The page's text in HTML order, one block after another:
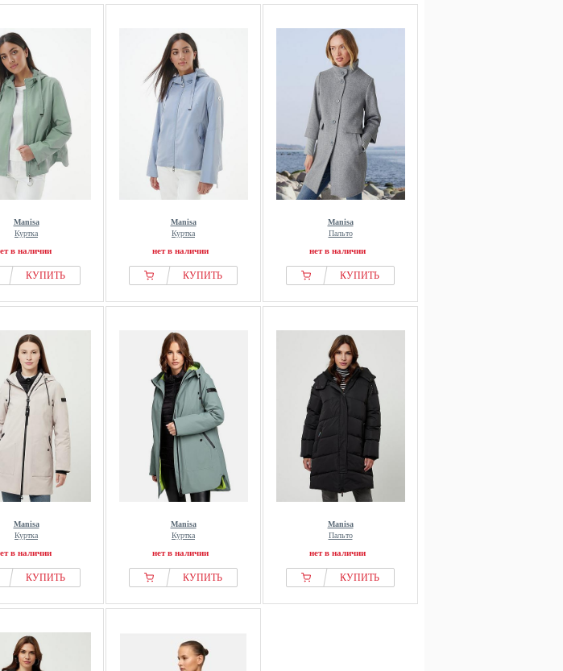
Manisa
Куртка
в наличии
КУПИТЬ
Manisa
Куртка
нет в наличии
КУПИТЬ
Manisa
Пальто
нет в наличии
КУПИТЬ
Manisa
Куртка
в наличии
КУПИТЬ
Manisa
Куртка
нет в наличии
КУПИТЬ
Manisa
Пальто
нет в наличии
КУПИТЬ